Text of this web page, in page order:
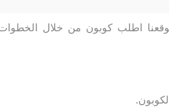
خصم المنتور 2026 من خلال موقعنا اطلب كوبون من خلال